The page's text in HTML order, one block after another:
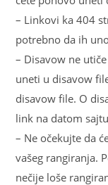
– Linkovi ka 404
potrebno da ih
– Disavow ne
uneti u disavow
disavow file. O
link na datom
– Ne očekujte da
vašeg rangiranja.
nečije loše